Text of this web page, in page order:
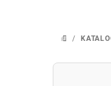
DOMŮ
/
P